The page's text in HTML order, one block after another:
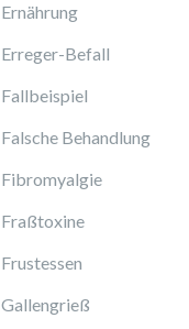
Ernährung
Erreger-Befall
Fallbeispiel
Falsche Behandlung
Fibromyalgie
Fraßtoxine
Frustessen
Gallengrieß